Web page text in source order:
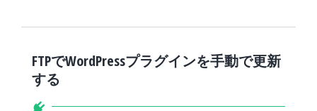
FTPでWordPressプラグインを手動で更新
する